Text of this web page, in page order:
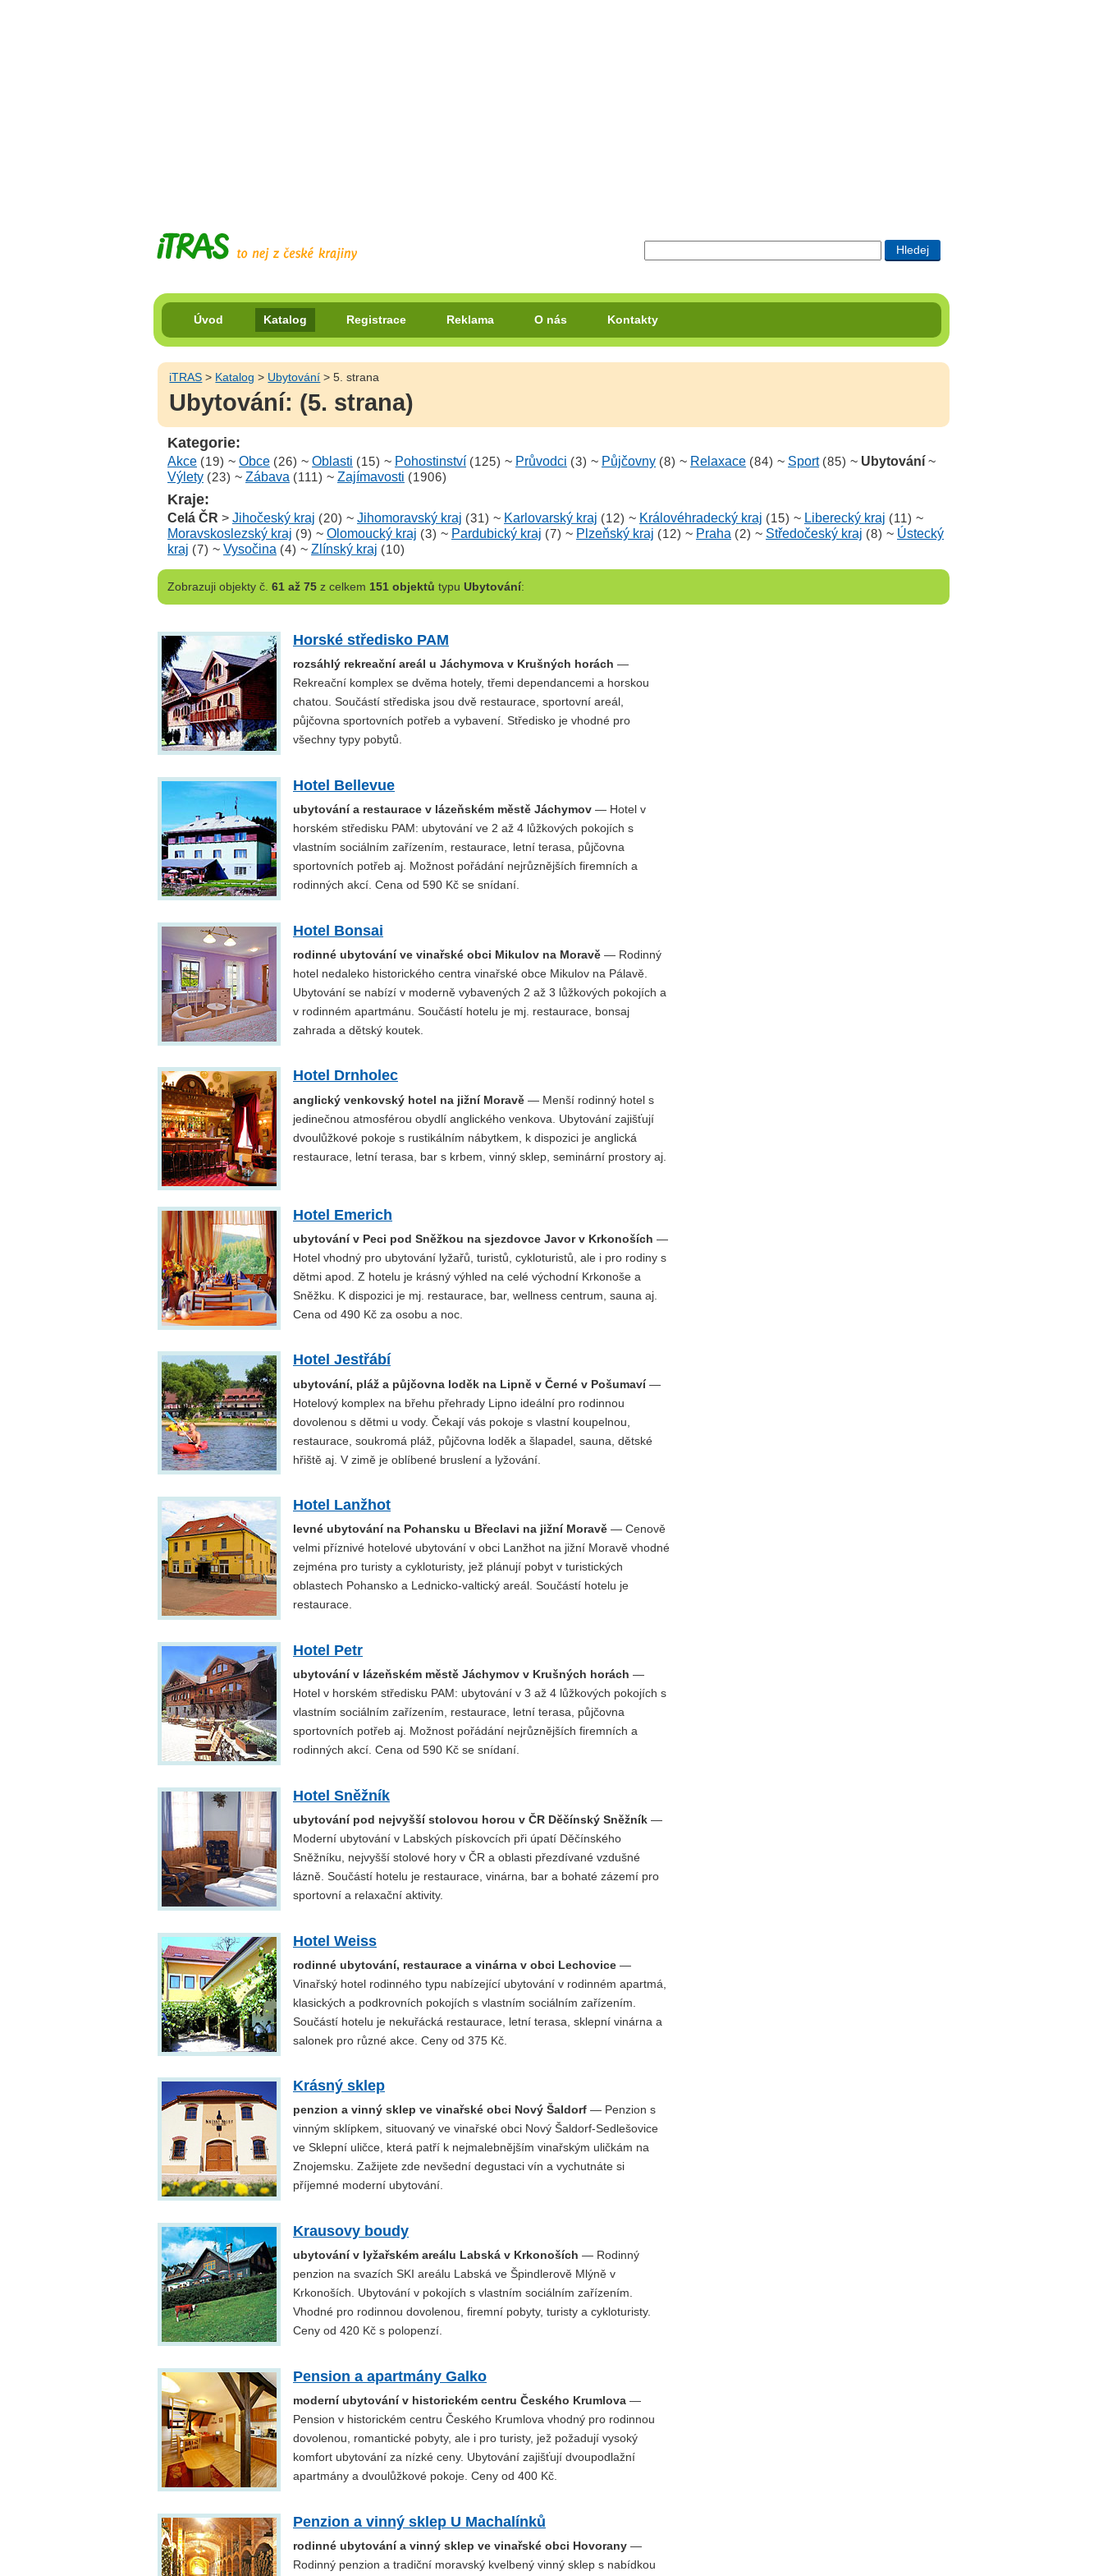
Úvod Katalog Registrace Reklama O nás Kontakty
iTRAS > Katalog > Ubytování > 5. strana
Ubytování: (5. strana)
Kategorie:
Akce (19) ~ Obce (26) ~ Oblasti (15) ~ Pohostinství (125) ~ Průvodci (3) ~ Půjčovny (8) ~ Relaxace (84) ~ Sport (85) ~ Ubytování ~
Výlety (23) ~ Zábava (111) ~ Zajímavosti (1906)
Kraje:
Celá ČR > Jihočeský kraj (20) ~ Jihomoravský kraj (31) ~ Karlovarský kraj (12) ~ Královéhradecký kraj (15) ~ Liberecký kraj (11) ~
Moravskoslezský kraj (9) ~ Olomoucký kraj (3) ~ Pardubický kraj (7) ~ Plzeňský kraj (12) ~ Praha (2) ~ Středočeský kraj (8) ~ Ústecký
kraj (7) ~ Vysočina (4) ~ Zlínský kraj (10)
Zobrazujiobjekty č. 61 až 75z celkem 151 objektů typu Ubytování:
Horské středisko PAM
rozsáhlý rekreační areál u Jáchymova v Krušných horách —
Rekreační komplex se dvěma hotely, třemi dependancemi a horskou
chatou. Součástí střediska jsou dvě restaurace, sportovní areál,
půjčovna sportovních potřeb a vybavení. Středisko je vhodné pro
všechny typy pobytů.
Hotel Bellevue
ubytování a restaurace v lázeňském městě Jáchymov — Hotel v
horském středisku PAM: ubytování ve 2 až 4 lůžkových pokojích s
vlastním sociálním zařízením, restaurace, letní terasa, půjčovna
sportovních potřeb aj. Možnost pořádání nejrůznějších firemních a
rodinných akcí. Cena od 590 Kč se snídaní.
Hotel Bonsai
rodinné ubytování ve vinařské obci Mikulov na Moravě — Rodinný
hotel nedaleko historického centra vinařské obce Mikulov na Pálavě.
Ubytování se nabízí v moderně vybavených 2 až 3 lůžkových pokojích a
v rodinném apartmánu. Součástí hotelu je mj. restaurace, bonsaj
zahrada a dětský koutek.
Hotel Drnholec
anglický venkovský hotel na jižní Moravě — Menší rodinný hotel s
jedinečnou atmosférou obydlí anglického venkova. Ubytování zajišťují
dvoulůžkové pokoje s rustikálním nábytkem, k dispozici je anglická
restaurace, letní terasa, bar s krbem, vinný sklep, seminární prostory aj.
Hotel Emerich
ubytování v Peci pod Sněžkou na sjezdovce Javor v Krkonoších —
Hotel vhodný pro ubytování lyžařů, turistů, cykloturistů, ale i pro rodiny s
dětmi apod. Z hotelu je krásný výhled na celé východní Krkonoše a
Sněžku. K dispozici je mj. restaurace, bar, wellness centrum, sauna aj.
Cena od 490 Kč za osobu a noc.
Hotel Jestřábí
ubytování, pláž a půjčovna loděk na Lipně v Černé v Pošumaví—
Hotelový komplex na břehu přehrady Lipno ideální pro rodinnou
dovolenou s dětmi u vody. Čekají vás pokoje s vlastní koupelnou,
restaurace, soukromá pláž, půjčovna loděk a šlapadel, sauna, dětské
hřiště aj. V zimě je oblíbené bruslení a lyžování.
Hotel Lanžhot
levné ubytování na Pohansku u Břeclavi na jižní Moravě — Cenově
velmi příznivé hotelové ubytování v obci Lanžhot na jižní Moravě vhodné
zejména pro turisty a cykloturisty, jež plánují pobyt v turistických
oblastech Pohansko a Lednicko-valtický areál. Součástí hotelu je
restaurace.
Hotel Petr
ubytování v lázeňském městě Jáchymov v Krušných horách —
Hotel v horském středisku PAM: ubytování v 3 až 4 lůžkových pokojích s
vlastním sociálním zařízením, restaurace, letní terasa, půjčovna
sportovních potřeb aj. Možnost pořádání nejrůznějších firemních a
rodinných akcí. Cena od 590 Kč se snídaní.
Hotel Sněžník
ubytování pod nejvyšší stolovou horou v ČR Děčínský Sněžník —
Moderní ubytování v Labských pískovcích při úpatí Děčínského
Sněžníku, nejvyšší stolové hory v ČR a oblasti přezdívané vzdušné
lázně. Součástí hotelu je restaurace, vinárna, bar a bohaté zázemí pro
sportovní a relaxační aktivity.
Hotel Weiss
rodinné ubytování, restaurace a vinárna v obci Lechovice —
Vinařský hotel rodinného typu nabízející ubytování v rodinném apartmá,
klasických a podkrovních pokojích s vlastním sociálním zařízením.
Součástí hotelu je nekuřácká restaurace, letní terasa, sklepní vinárna a
salonek pro různé akce. Ceny od 375 Kč.
Krásný sklep
penzion a vinný sklep ve vinařské obci Nový Šaldorf — Penzion s
vinným sklípkem, situovaný ve vinařské obci Nový Šaldorf-Sedlešovice
ve Sklepní uličce, která patří k nejmalebnějším vinařským uličkám na
Znojemsku. Zažijete zde nevšední degustaci vín a vychutnáte si
příjemné moderní ubytování.
Krausovy boudy
ubytování v lyžařském areálu Labská v Krkonoších — Rodinný
penzion na svazích SKI areálu Labská ve Špindlerově Mlýně v
Krkonoších. Ubytování v pokojích s vlastním sociálním zařízením.
Vhodné pro rodinnou dovolenou, firemní pobyty, turisty a cykloturisty.
Ceny od 420 Kč s polopenzí.
Pension a apartmány Galko
moderní ubytování v historickém centru Českého Krumlova —
Pension v historickém centru Českého Krumlova vhodný pro rodinnou
dovolenou, romantické pobyty, ale i pro turisty, jež požadují vysoký
komfort ubytování za nízké ceny. Ubytování zajišťují dvoupodlažní
apartmány a dvoulůžkové pokoje. Ceny od 400 Kč.
Penzion a vinný sklep U Machalínků
rodinné ubytování a vinný sklep ve vinařské obci Hovorany —
Rodinný penzion a tradiční moravský kvelbený vinný sklep s nabídkou